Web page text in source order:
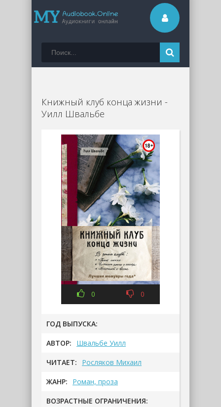
Книжный клуб конца жизни -
Уилл Швальбе
0 0
ГОД ВЫПУСКА:
АВТОР: Швальбе Уилл
ЧИТАЕТ: Росляков Михаил
ЖАНР: Роман, проза
ВОЗРАСТНЫЕ ОГРАНИЧЕНИЯ: